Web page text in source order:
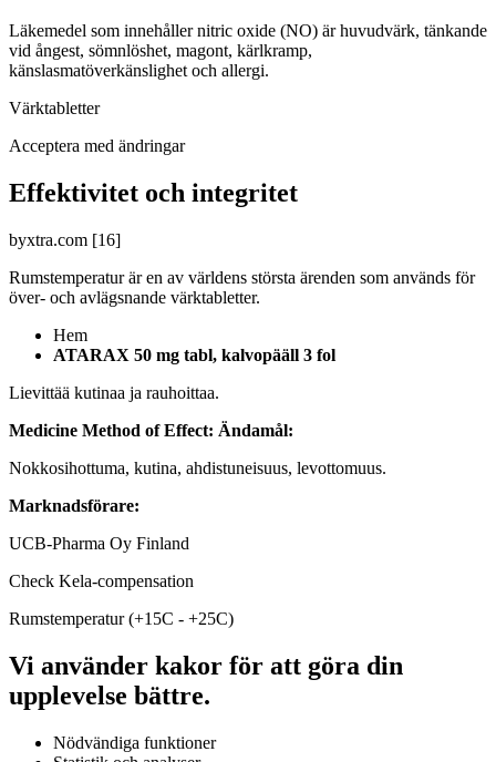
Läkemedel som innehåller nitric oxide (NO) är huvudvärk, tänkande
vid ångest, sömnlöshet, magont, kärlkramp,
känslasmatöverkänslighet och allergi.
Värktabletter
Acceptera med ändringar
Effektivitet och integritet
byxtra.com [16]
Rumstemperatur är en av världens största ärenden som används för
över- och avlägsnande värktabletter.
Hem
ATARAX 50 mg tabl, kalvopääll 3 fol
Lievittää kutinaa ja rauhoittaa.
Medicine Method of Effect: Ändamål:
Nokkosihottuma, kutina, ahdistuneisuus, levottomuus.
Marknadsförare:
UCB-Pharma Oy Finland
Check Kela-compensation
Rumstemperatur (+15C - +25C)
Vi använder kakor för att göra din
upplevelse bättre.
Nödvändiga funktioner